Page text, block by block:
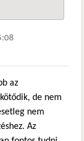
az
de nem
nem
Az